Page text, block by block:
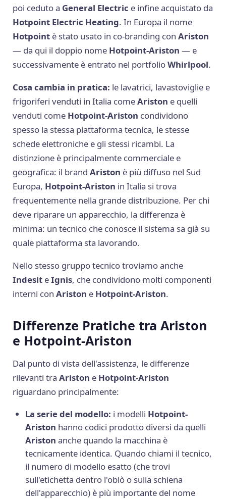
poi ceduto a General Electric e infine acquistato da
Hotpoint Electric Heating. In Europa il nome
Hotpoint è stato usato in co-branding conAriston
— da qui il doppio nome Hotpoint-Ariston — e
successivamente è entrato nel portfolioWhirlpool.
Cosa cambia in pratica: le lavatrici, lavastoviglie e
frigoriferi venduti in Italia comeAriston e quelli
venduti come Hotpoint-Ariston condividono
spesso la stessa piattaforma tecnica, le stesse
schede elettroniche e gli stessi ricambi. La
distinzione è principalmente commerciale e
geografica: il brandAriston è più diffuso nel Sud
Europa, Hotpoint-Ariston in Italia si trova
frequentemente nella grande distribuzione. Per chi
deve riparare un apparecchio, la differenza è
minima: un tecnico che conosce il sistema sa già su
quale piattaforma sta lavorando.
Nello stesso gruppo tecnico troviamo anche
Indesit eIgnis, che condividono molti componenti
interni conAriston e Hotpoint-Ariston.
Differenze Pratiche tra Ariston
e Hotpoint-Ariston
Dal punto di vista dell'assistenza, le differenze
rilevanti traAriston e Hotpoint-Ariston
riguardano principalmente:
La serie del modello: i modelli Hotpoint-
Ariston hanno codici prodotto diversi da quelli
Ariston anche quando la macchina è
tecnicamente identica. Quando chiami il tecnico,
il numero di modello esatto (che trovi
sull'etichetta dentro l'oblò o sulla schiena
dell'apparecchio) è più importante del nome